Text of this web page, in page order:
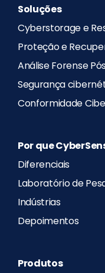
Soluções
Cyberstorage e
Proteção e
Análise Forense
Segurança
Conformidade
Por que
Diferenciais
Laboratório de
Indústrias
Depoimentos
Produtos